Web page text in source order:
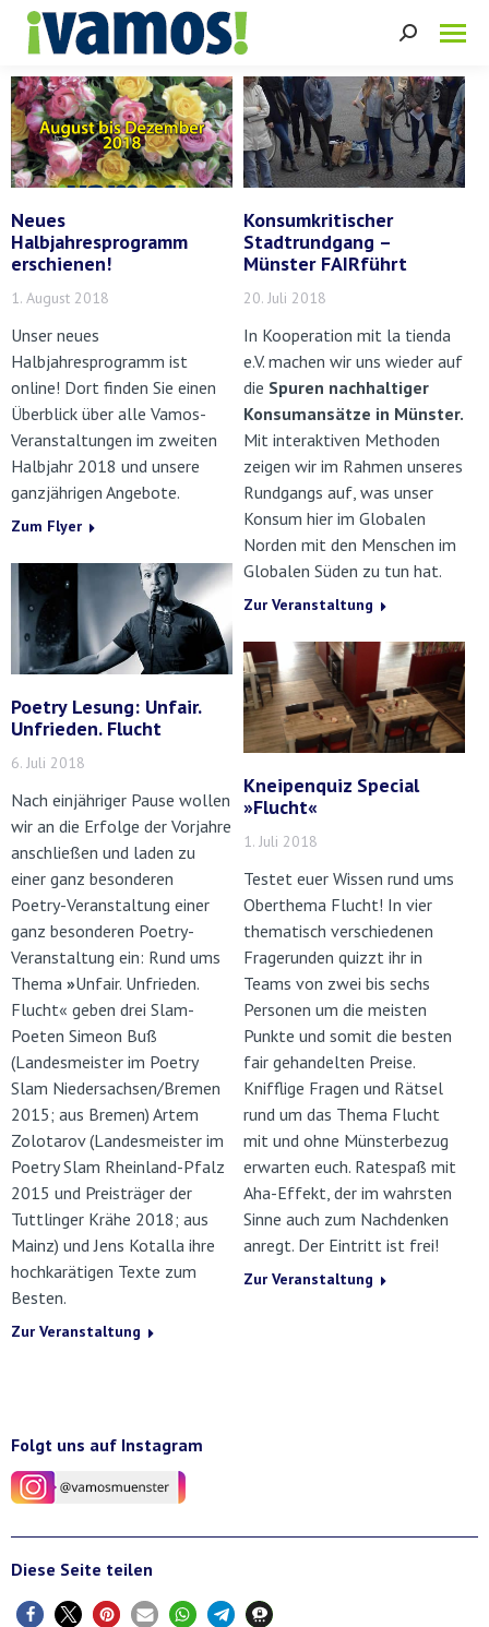
Search:
Neues
Halbjahresprogramm
erschienen!
1. August 2018
Unser neues
Halbjahresprogramm ist
online! Dort finden Sie einen
Überblick über alle Vamos-
Veranstaltungen im zweiten
Halbjahr 2018 und unsere
ganzjährigen Angebote.
Zum Flyer
Konsumkritischer
Stadtrundgang –
Münster FAIRführt
20. Juli 2018
In Kooperation mit la tienda
e.V. machen wir uns wieder auf
die Spuren nachhaltiger
Konsumansätze in Münster.
Mit interaktiven Methoden
zeigen wir im Rahmen unseres
Rundgangs auf, was unser
Konsum hier im Globalen
Norden mit den Menschen im
Globalen Süden zu tun hat.
Zur Veranstaltung
Poetry Lesung: Unfair.
Unfrieden. Flucht
6. Juli 2018
Nach einjähriger Pause wollen
wir an die Erfolge der Vorjahre
anschließen und laden zu
einer ganz besonderen
Poetry-Veranstaltung einer
ganz besonderen Poetry-
Veranstaltung ein: Rund ums
Thema »Unfair. Unfrieden.
Flucht« geben drei Slam-
Poeten Simeon Buß
(Landesmeister im Poetry
Slam Niedersachsen/Bremen
2015; aus Bremen) Artem
Zolotarov (Landesmeister im
Poetry Slam Rheinland-Pfalz
2015 und Preisträger der
Tuttlinger Krähe 2018; aus
Mainz) und Jens Kotalla ihre
hochkarätigen Texte zum
Besten.
Zur Veranstaltung
Kneipenquiz Special
»Flucht«
1. Juli 2018
Testet euer Wissen rund ums
Oberthema Flucht! In vier
thematisch verschiedenen
Fragerunden quizzt ihr in
Teams von zwei bis sechs
Personen um die meisten
Punkte und somit die besten
fair gehandelten Preise.
Knifflige Fragen und Rätsel
rund um das Thema Flucht
mit und ohne Münsterbezug
erwarten euch. Ratespaß mit
Aha-Effekt, der im wahrsten
Sinne auch zum Nachdenken
anregt. Der Eintritt ist frei!
Zur Veranstaltung
Folgt uns auf Instagram
Diese Seite teilen